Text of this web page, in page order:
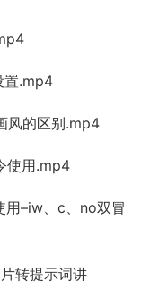
置.mp4
风的区别.mp4
使用.mp4
用–iw、c、no双冒
转提示词讲